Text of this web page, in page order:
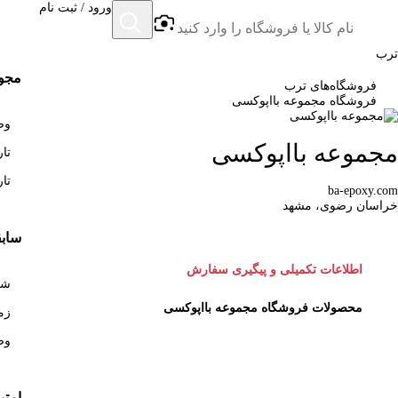
ترب
ورود / ثبت نام
فروشگاه‌های ترب
فروشگاه مجموعه بااپوکسی
مجموعه بااپوکسی
ba-epoxy.com
خراسان رضوی، مشهد
اطلاعات تکمیلی و پیگیری سفارش
محصولات فروشگاه مجموعه بااپوکسی